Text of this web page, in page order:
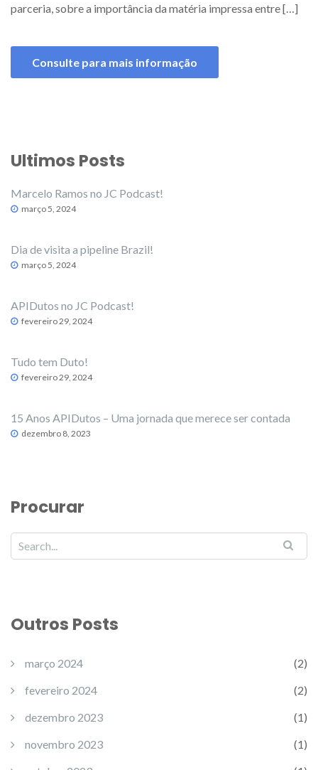
parceria, sobre a importância da matéria impressa entre […]
Consulte para mais informação
Ultimos Posts
Marcelo Ramos no JC Podcast!
março 5, 2024
Dia de visita a pipeline Brazil!
março 5, 2024
APIDutos no JC Podcast!
fevereiro 29, 2024
Tudo tem Duto!
fevereiro 29, 2024
15 Anos APIDutos – Uma jornada que merece ser contada
dezembro 8, 2023
Procurar
Outros Posts
março 2024
(2)
fevereiro 2024
(2)
dezembro 2023
(1)
novembro 2023
(1)